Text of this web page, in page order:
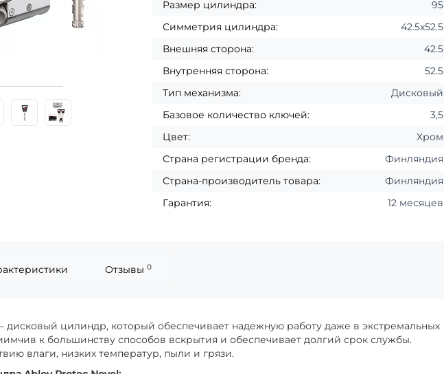
Размер цилиндра:
95
Симметрия цилиндра:
42.5x52.5
Внешняя сторона:
42.5
Внутренняя сторона:
52.5
Тип механизма:
Дисковый
Базовое количество ключей:
3,5
Цвет:
Хром
Страна регистрации бренда:
Финляндия
Страна-производитель товара:
Финляндия
Гарантия:
12 месяцев
Отзывы 0
дисковый цилиндр, который обеспечивает надежную работу даже в экстремальных
к большинству способов вскрытия и обеспечивает долгий срок службы.
влаги, низких температур, пыли и грязи.